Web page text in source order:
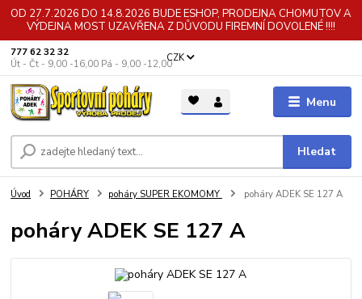
OD 27.7.2026 DO 14.8.2026 BUDE ESHOP, PRODEJNA CHOMUTOV A
VÝDEJNA MOST UZAVŘENA Z DŮVODU FIREMNÍ DOVOLENÉ !!!!
Menu
CZK
Hledat
777 62 32 32
Út - Čt - 9,00 -16,00 Pá - 9,00 -12,00
Úvod POHÁRY poháry SUPER EKOMOMY poháry ADEK SE 127 A
poháry ADEK SE 127 A